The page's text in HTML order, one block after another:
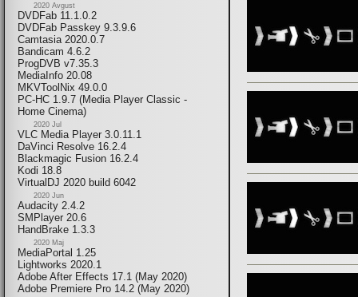
2020 Avgust
DVDFab 11.1.0.2
DVDFab Passkey 9.3.9.6
Camtasia 2020.0.7
Bandicam 4.6.2
ProgDVB v7.35.3
MediaInfo 20.08
MKVToolNix 49.0.0
PC-HC 1.9.7 (Media Player Classic -
Home Cinema)
2020 Jul
VLC Media Player 3.0.11.1
DaVinci Resolve 16.2.4
Blackmagic Fusion 16.2.4
Kodi 18.8
VirtualDJ 2020 build 6042
2020 Jun
Audacity 2.4.2
SMPlayer 20.6
HandBrake 1.3.3
2020 Maj
MediaPortal 1.25
Lightworks 2020.1
Adobe After Effects 17.1 (May 2020)
Adobe Premiere Pro 14.2 (May 2020)